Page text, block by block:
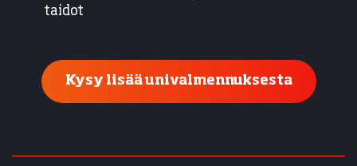
taidot
Kysy lisää univalmennuksesta